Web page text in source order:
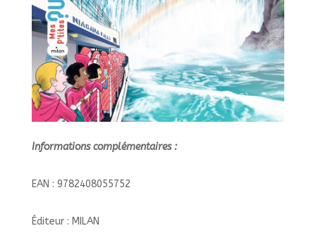
Informations complémentaires :
EAN : 9782408055752
Éditeur : MILAN